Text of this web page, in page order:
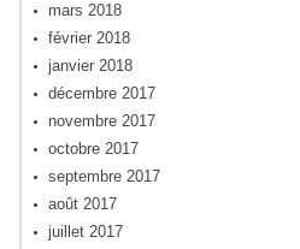
mars 2018
février 2018
janvier 2018
décembre 2017
novembre 2017
octobre 2017
septembre 2017
août 2017
juillet 2017